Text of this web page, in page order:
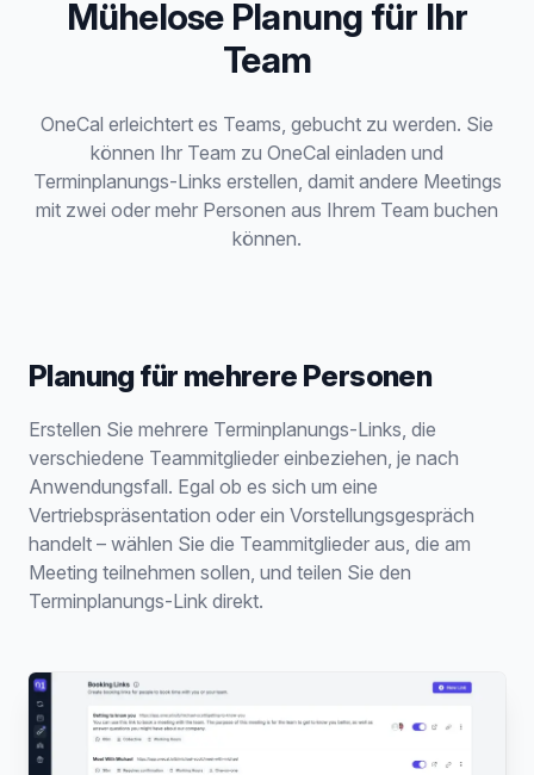
Mühelose Planung für Ihr
Team
OneCal erleichtert es Teams, gebucht zu werden. Sie
können Ihr Team zu OneCal einladen und
Terminplanungs-Links erstellen, damit andere Meetings
mit zwei oder mehr Personen aus Ihrem Team buchen
können.
Planung für mehrere Personen
Erstellen Sie mehrere Terminplanungs-Links, die
verschiedene Teammitglieder einbeziehen, je nach
Anwendungsfall. Egal ob es sich um eine
Vertriebspräsentation oder ein Vorstellungsgespräch
handelt – wählen Sie die Teammitglieder aus, die am
Meeting teilnehmen sollen, und teilen Sie den
Terminplanungs-Link direkt.